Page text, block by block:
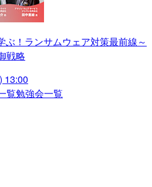
ぶ！ランサムウェア対策最前線～
戦略
13:00
覧勉強会一覧